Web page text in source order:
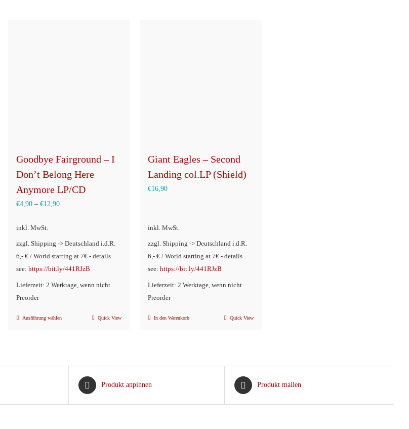
Goodbye Fairground – I
Don’t Belong Here
Anymore LP/CD
€4,90– €12,90
inkl. MwSt.
zzgl. Shipping -> Deutschland i.d.R.
6,- € / World starting at 7€ - details
see: https://bit.ly/441RJzB
Lieferzeit: 2 Werktage, wenn nicht
Preorder
Ausführung wählenDieses
Varianten
Die
Quick View
Giant Eagles – Second
Landing col.LP (Shield)
€16,90
inkl. MwSt.
zzgl. Shipping -> Deutschland i.d.R.
6,- € / World starting at 7€ - details
see:https://bit.ly/441RJzB
Lieferzeit: 2 Werktage, wenn nicht
Preorder
In den Warenkorb Quick View
Produkt anpinnen Produkt mailen